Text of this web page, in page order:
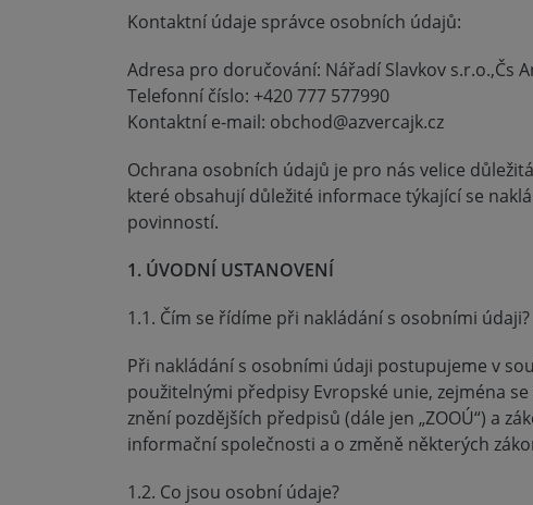
Kontaktní údaje správce osobních údajů:
Adresa pro doručování: Nářadí Slavkov s.r.o.,Čs
Telefonní číslo: +420 777 577990
Kontaktní e-mail: obchod@azvercajk.cz
Ochrana osobních údajů je pro nás velice
které obsahují důležité informace týkající se
povinností.
1. ÚVODNÍ USTANOVENÍ
1.1. Čím se řídíme při nakládání s osobními údaji?
Při nakládání s osobními údaji postupujeme v
použitelnými předpisy Evropské unie, zejména
znění pozdějších předpisů (dále jen „ZOOÚ“) a
informační společnosti a o změně některých
1.2. Co jsou osobní údaje?